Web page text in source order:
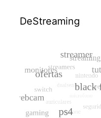
DeStreaming